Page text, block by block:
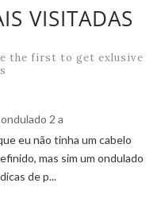
VISITADAS
2 a
eu não tinha um cabelo
mas sim um ondulado
de p...